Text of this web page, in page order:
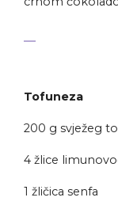
Tofuneza
200 g svježeg
4 žlice
1 žličica senfa